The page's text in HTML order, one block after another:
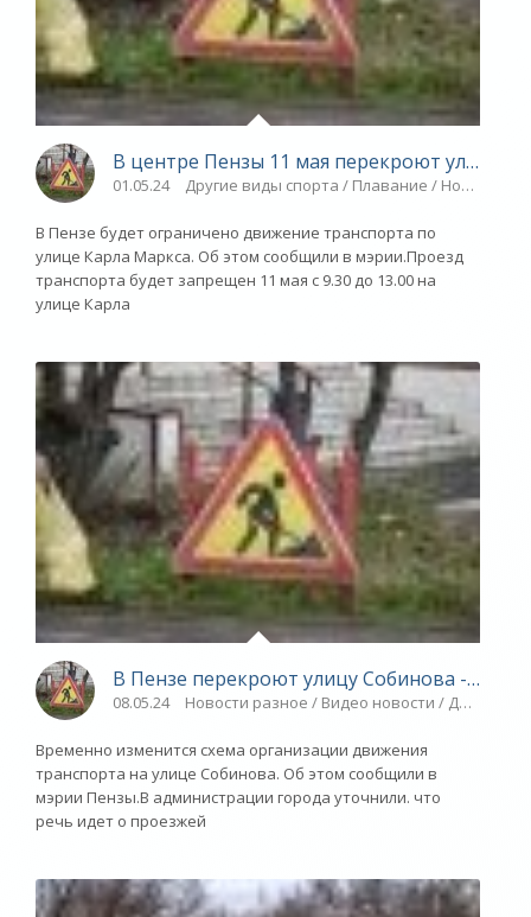
В центре Пензы 11 мая перекроют улицу
01.05.24 Другие виды спорта / Плавание / Новости
В Пензе будет ограничено движение транспорта по
улице Карла Маркса. Об этом сообщили в мэрии.Проезд
транспорта будет запрещен 11 мая с 9.30 до 13.00 на
улице Карла
В Пензе перекроют улицу Собинова -
08.05.24 Новости разное / Видео новости / Другие
Временно изменится схема организации движения
транспорта на улице Собинова. Об этом сообщили в
мэрии Пензы.В администрации города уточнили. что
речь идет о проезжей